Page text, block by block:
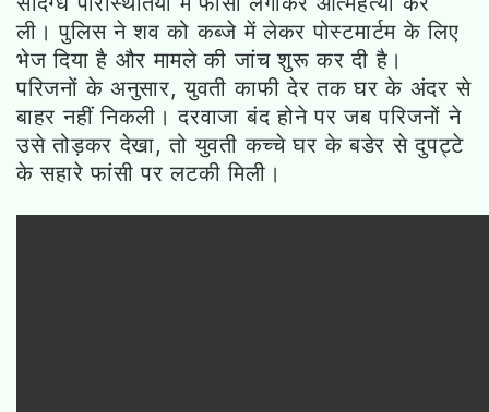
ली। पुलिस ने शव को कब्जे में लेकर पोस्टमार्टम के लिए
भेज दिया है और मामले की जांच शुरू कर दी है।
परिजनों के अनुसार, युवती काफी देर तक घर के अंदर से
बाहर नहीं निकली। दरवाजा बंद होने पर जब परिजनों ने
उसे तोड़कर देखा, तो युवती कच्चे घर के बडेर से दुपट्टे
के सहारे फांसी पर लटकी मिली।